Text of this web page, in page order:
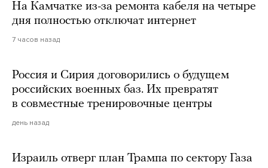
На Камчатке из-за ремонта кабеля на четыре
дня полностью отключат интернет
7 часов назад
Россия и Сирия договорились о будущем
российских военных баз. Их превратят
в совместные тренировочные центры
день назад
Израиль отверг план Трампа по сектору Газа